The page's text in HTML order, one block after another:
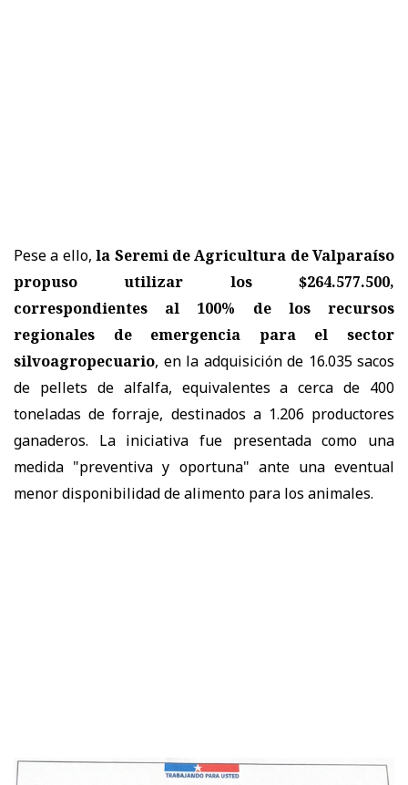
Pese a ello,la Seremi de Agricultura de Valparaíso
propuso utilizar los $264.577.500,
correspondientes al 100% de los recursos
regionales de emergencia para el sector
silvoagropecuario, en la adquisición de 16.035 sacos
de pellets de alfalfa, equivalentes a cerca de 400
toneladas de forraje, destinados a 1.206 productores
ganaderos. La iniciativa fue presentada como una
medida "preventiva y oportuna" ante una eventual
menor disponibilidad de alimento para los animales.